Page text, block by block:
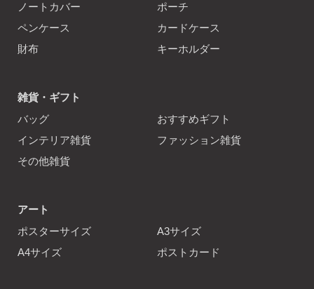
ノートカバー
ポーチ
ペンケース
カードケース
財布
キーホルダー
雑貨・ギフト
バッグ
おすすめギフト
インテリア雑貨
ファッション雑貨
その他雑貨
アート
ポスターサイズ
A3サイズ
A4サイズ
ポストカード